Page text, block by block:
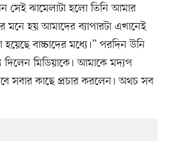
সেই ঝামেলাটা হলো তিনি আমার
হয় আমাদের ব্যাপারটা এখানেই
হয়েছে বাচ্চাদের মধ্যে।” পরদিন উনি
মিডিয়াকে। আমাকে মদ্যপ
সবার কাছে প্রচার করলেন। অথচ সব